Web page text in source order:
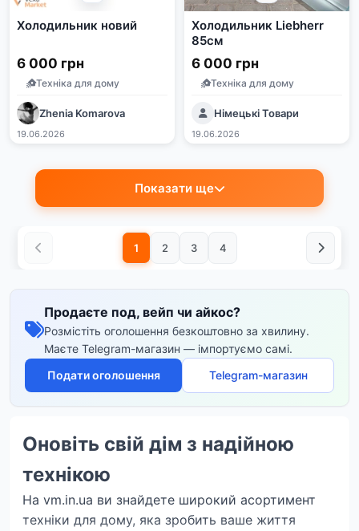
Холодильник новий
6 000 грн
Техніка для дому
Zhenia Komarova
19.06.2026
Холодильник Liebherr
85см
6 000 грн
Техніка для дому
Німецькі Товари
19.06.2026
Показати ще
1 2 3 4
Продаєте под, вейп чи айкос?
Розмістіть оголошення безкоштовно за хвилину.
Маєте Telegram-магазин — імпортуємо самі.
Подати оголошення
Telegram-магазин
Оновіть свій дім з надійною
технікою
На vm.in.ua ви знайдете широкий асортимент
техніки для дому, яка зробить ваше життя